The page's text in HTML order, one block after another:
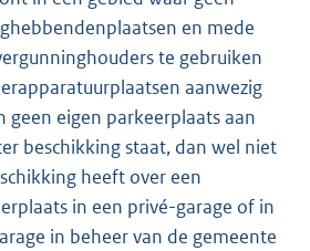
en mede
te gebruiken
aanwezig
geen eigen parkeerplaats aan
beschikking staat, dan wel niet
heeft over een
in een privé-garage of in
in beheer van de gemeente